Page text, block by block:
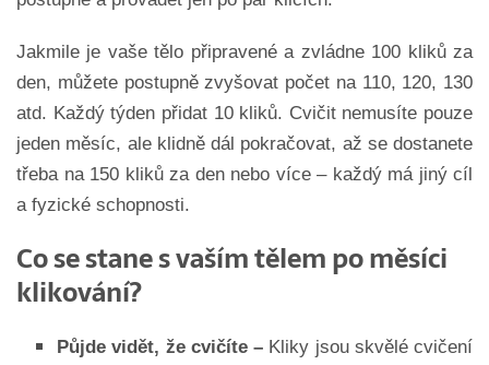
Jakmile je vaše tělo připravené a zvládne 100 kliků za
den, můžete postupně zvyšovat počet na 110, 120, 130
atd. Každý týden přidat 10 kliků. Cvičit nemusíte pouze
jeden měsíc, ale klidně dál pokračovat, až se dostanete
třeba na 150 kliků za den nebo více – každý má jiný cíl
a fyzické schopnosti.
Co se stane s vaším tělem po měsíci
klikování?
Půjde vidět, že cvičíte – Kliky jsou skvělé cvičení